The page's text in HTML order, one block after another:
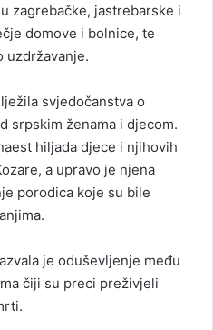
zagrebačke, jastrebarske i
domove i bolnice, te
uzdržavanje.
svjedočanstva o
srpskim ženama i djecom.
hiljada djece i njihovih
a upravo je njena
porodica koje su bile
je oduševljenje među
čiji su preci preživjeli